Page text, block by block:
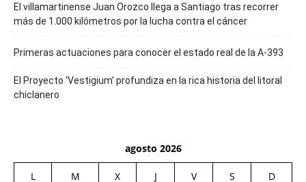
El villamartinense Juan Orozco llega a Santiago tras recorrer
más de 1.000 kilómetros por la lucha contra el cáncer
Primeras actuaciones para conocer el estado real de la A-393
El Proyecto ‘Vestigium’ profundiza en la rica historia del litoral
chiclanero
agosto 2026
L M X J V S D